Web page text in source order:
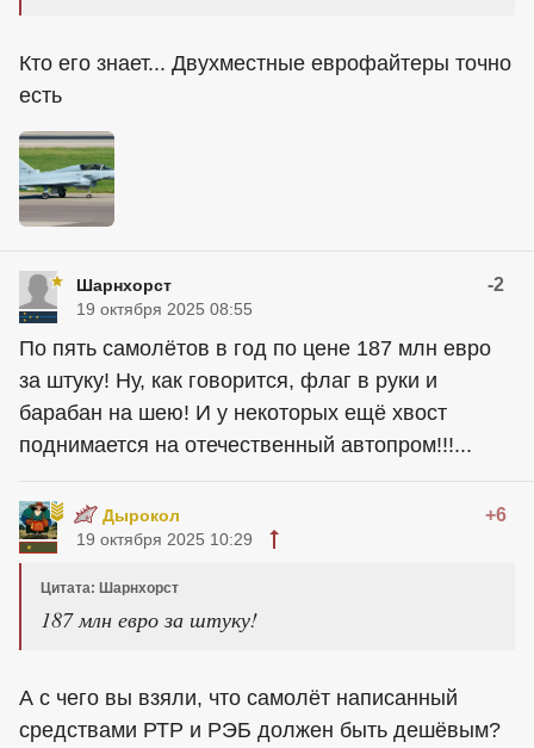
Кто его знает... Двухместные еврофайтеры точно
есть
Шарнхорст -2
19 октября 2025 08:55
По пять самолётов в год по цене 187 млн евро
за штуку! Ну, как говорится, флаг в руки и
барабан на шею! И у некоторых ещё хвост
поднимается на отечественный автопром!!!...
Дырокол +6
19 октября 2025 10:29
Цитата: Шарнхорст
187 млн евро за штуку!
А с чего вы взяли, что самолёт написанный
средствами РТР и РЭБ должен быть дешёвым?